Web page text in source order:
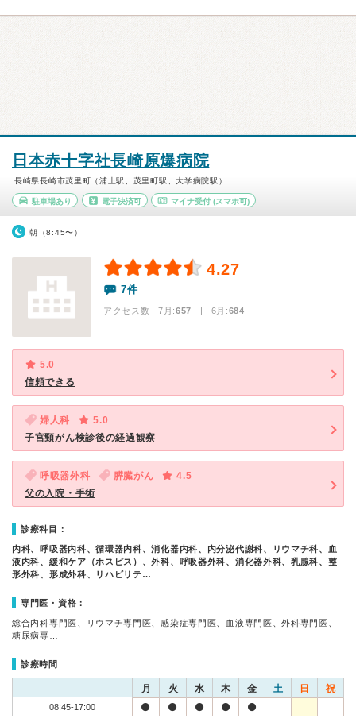
日本赤十字社長崎原爆病院
長崎県長崎市茂里町（浦上駅、茂里町駅、大学病院駅）
駐車場あり 電子決済可 マイナ受付 (スマホ可)
朝（8:45〜）
4.27
7件
アクセス数 7月:657 | 6月:684
5.0
信頼できる
婦人科
5.0
子宮頸がん検診後の経過観察
呼吸器外科 膵臓がん
4.5
父の入院・手術
診療科目：
内科、呼吸器内科、循環器内科、消化器内科、内分泌代謝科、リウマチ科、血
液内科、緩和ケア（ホスピス）、外科、呼吸器外科、消化器外科、乳腺科、整
形外科、形成外科、リハビリテ…
専門医・資格：
総合内科専門医、リウマチ専門医、感染症専門医、血液専門医、外科専門医、
糖尿病専…
診療時間
月 火 水 木 金 土 日 祝
08:45-17:00